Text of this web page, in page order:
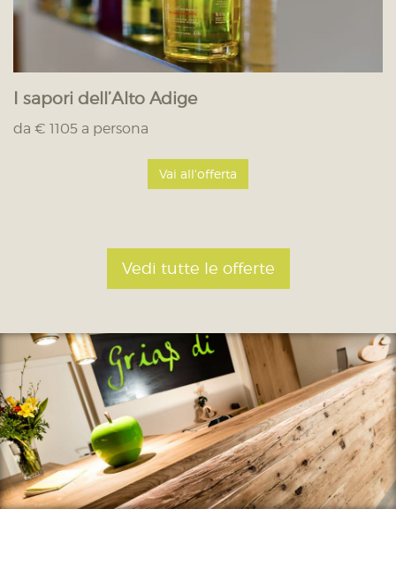
I sapori dell’Alto Adige
da € 1105 a persona
Vai all'offerta
Vedi tutte le offerte